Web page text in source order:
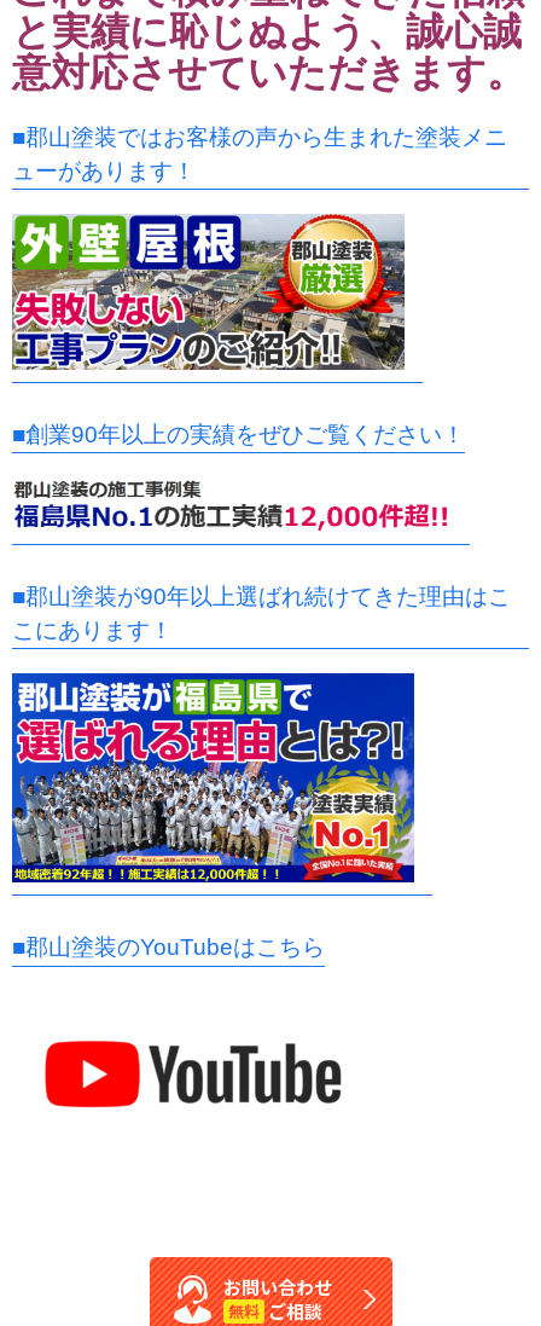
と実績に恥じぬよう、誠心誠
意対応させていただきます。
■郡山塗装ではお客様の声から生まれた塗装メニ
ューがあります！
■創業90年以上の実績をぜひご覧ください！
■郡山塗装が90年以上選ばれ続けてきた理由はこ
こにあります！
■郡山塗装のYouTubeはこちら
お問い合わせ
無料 ご相談